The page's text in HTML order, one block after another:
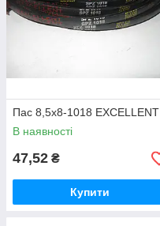
Пас 8,5х8-1018 EXCELLENT
В наявності
47,52 ₴
Купити